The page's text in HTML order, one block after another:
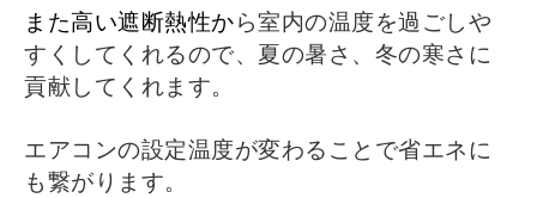
また高い遮断熱性から室内の温度を過ごしや
すくしてくれるので、 夏の暑さ、冬の寒さに
貢献してくれます。
エアコンの設定温度が変わることで省エネに
も繋がります。